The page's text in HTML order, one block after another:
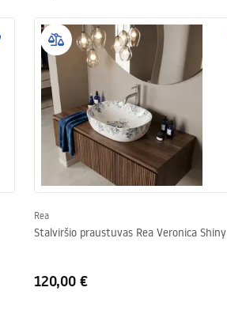
Rea
Stalviršio praustuvas Rea Veronica Shiny
120,00 €